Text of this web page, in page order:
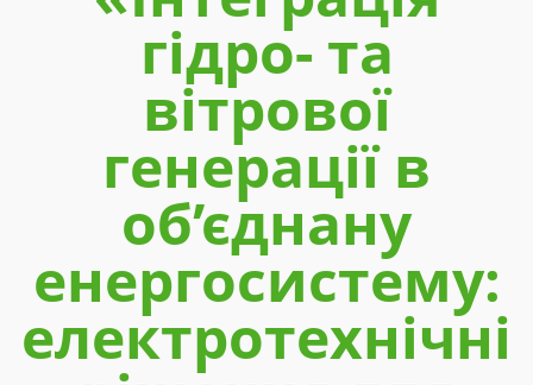
гідро- та
вітрової
генерації в
об’єднану
енергосистему:
електротехнічні